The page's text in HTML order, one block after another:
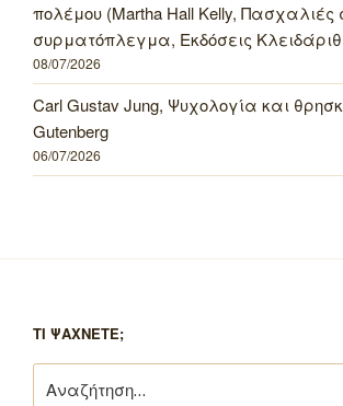
πολέμου (Martha Hall Kelly, Πασχαλιές
συρματόπλεγμα, Εκδόσεις
08/07/2026
Carl Gustav Jung, Ψυχολογία και
Gutenberg
06/07/2026
ΤΙ ΨΑΧΝΕΤΕ;